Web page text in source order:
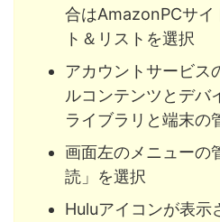
合はAmazonPCサイ
ト＆リストを選択
アカウントサービス
ルコンテンツとデバ
ライブラリと端末の
画面左のメニューの
読」を選択
Huluアイコンが表示